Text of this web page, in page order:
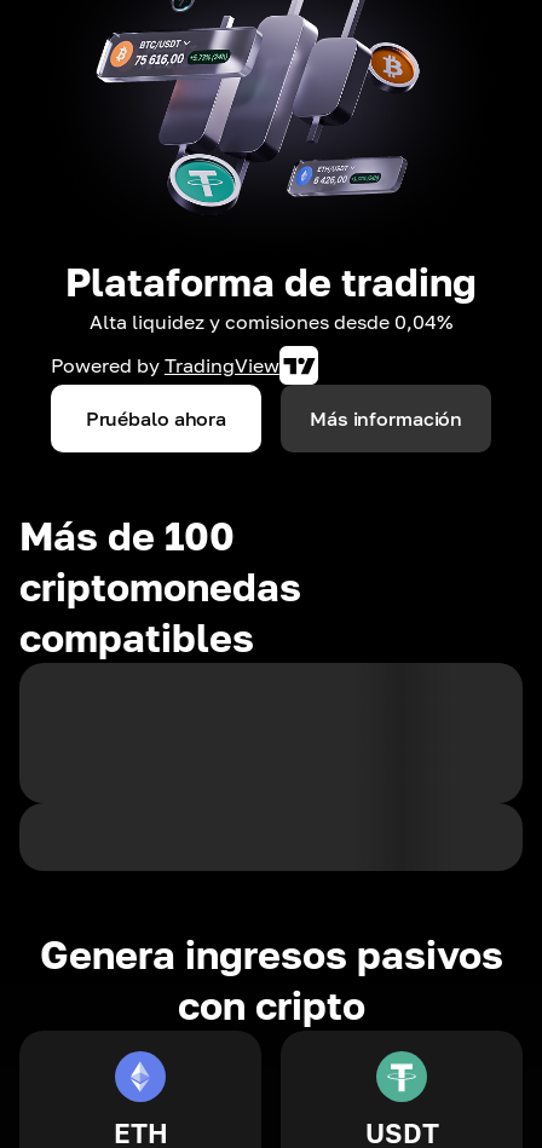
Plataforma de trading
Alta liquidez y comisiones desde 0,04%
Powered by TradingView
Pruébalo ahora Más información
Más de 100
criptomonedas
compatibles
Genera ingresos pasivos
con cripto
ETH USDT